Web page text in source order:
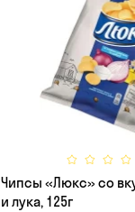
Чипсы «Люкс» со
и лука, 125г